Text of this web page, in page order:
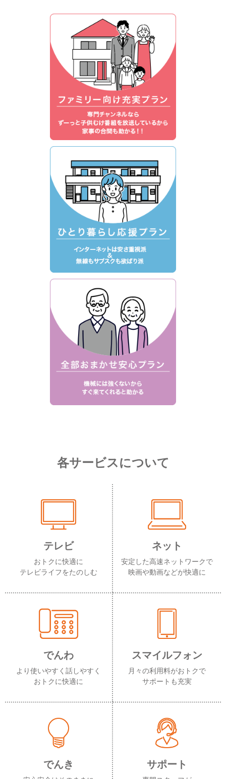
各サービスについて
テレビ
おトクに快適に
テレビライフをたのしむ
ネット
安定した高速ネットワークで
映画や動画などが快適に
でんわ
より使いやすく話しやすく
おトクに快適に
スマイルフォン
月々の利用料がおトクで
サポートも充実
でんき サポート